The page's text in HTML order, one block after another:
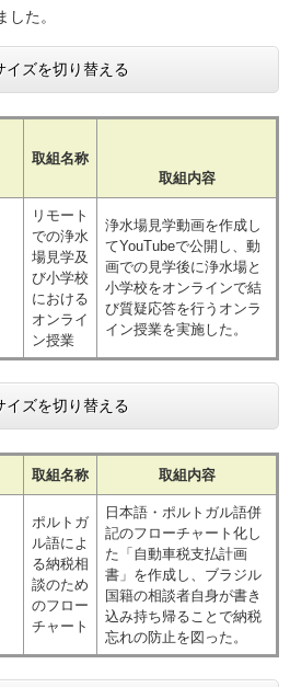
た。
イズを切り替える
取組名称
取組内容
リモート
での浄水
場見学及
び小学校
における
オンライ
ン授業
浄水場見学動画を作成し
てYouTubeで公開し、動
画での見学後に浄水場と
小学校をオンラインで結
び質疑応答を行うオンラ
イン授業を実施した。
イズを切り替える
取組名称 取組内容
ポルトガ
ル語によ
る納税相
談のため
のフロー
チャート
日本語・ポルトガル語併
記のフローチャート化し
た「自動車税支払計画
書」を作成し、ブラジル
国籍の相談者自身が書き
込み持ち帰ることで納税
忘れの防止を図った。